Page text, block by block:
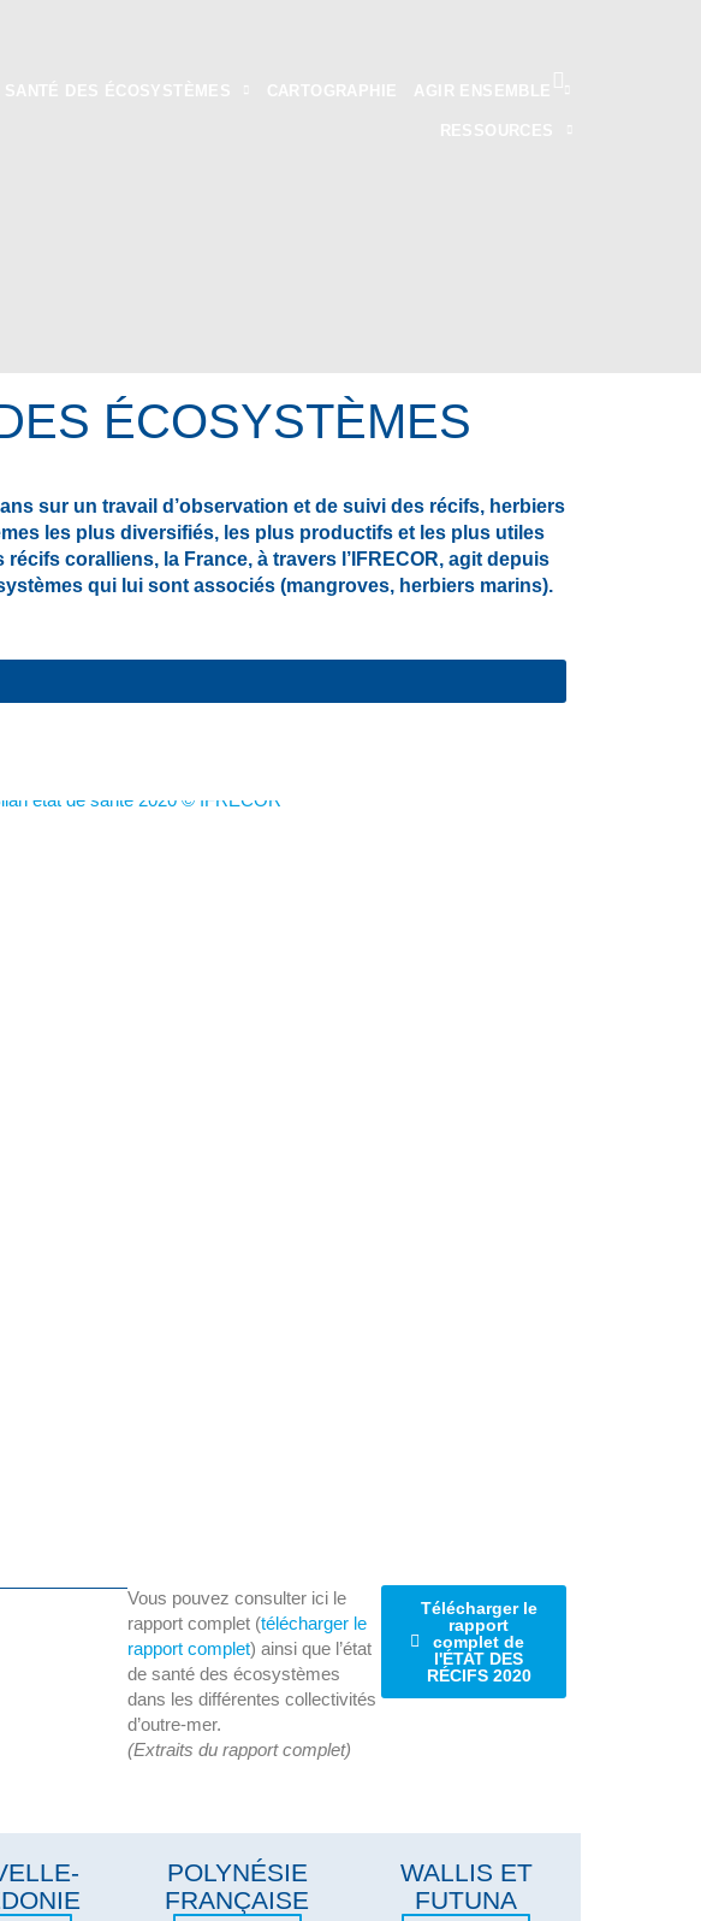
ÉCOSYSTÈMES
sur un travail d’observation et de suivi des récifs, herbiers
les plus diversifiés, les plus productifs et les plus utiles
coralliens, la France, à travers l’IFRECOR, agit depuis
qui lui sont associés (mangroves, herbiers marins).
Vous pouvez consulter ici le
rapport complet (télécharger le
rapport complet) ainsi que l’état
de santé des écosystèmes
dans les différentes collectivités
d’outre-mer.
(Extraits du rapport complet)
Télécharger le
rapport
complet de
l'ÉTAT DES
RÉCIFS 2020
POLYNÉSIE
FRANÇAISE
WALLIS ET
FUTUNA